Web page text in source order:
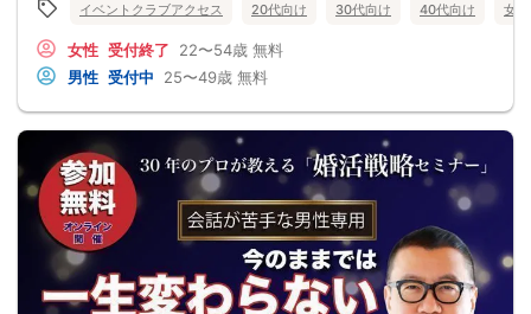
イベントクラブアクセス 20代向け 30代向け 40代向け 女
女性 受付終了 22〜54歳 無料
男性 受付中 25〜49歳 無料